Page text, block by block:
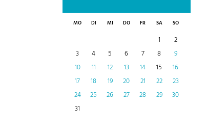
MO DI MI DO FR SA SO
1
2
3
4 5 6 7 8
9
10
11 12 13 14 15
16
17
18 19 20 21 22
23
24
25 26 27 28 29
30
31